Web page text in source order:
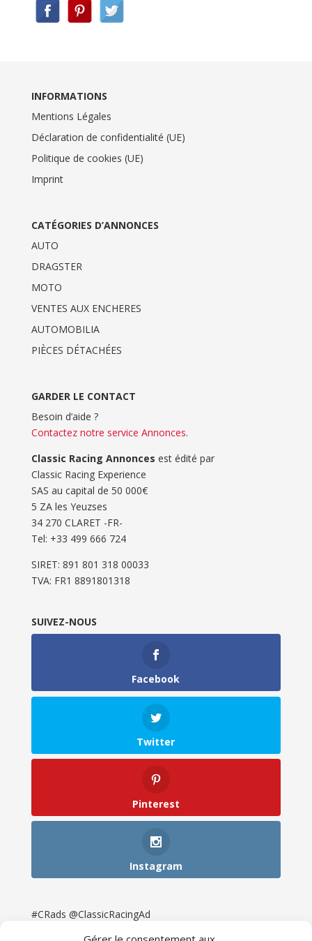
INFORMATIONS
Mentions Légales
Déclaration de confidentialité (UE)
Politique de cookies (UE)
Imprint
CATÉGORIES D’ANNONCES
AUTO
DRAGSTER
MOTO
VENTES AUX ENCHERES
AUTOMOBILIA
PIÈCES DÉTACHÉES
GARDER LE CONTACT
Besoin d’aide ?
Contactez notre service Annonces.
Classic Racing Annonces est édité par
Classic Racing Experience
SAS au capital de 50 000€
5 ZA les Yeuzses
34 270 CLARET -FR-
Tel: ‭+33 499 666 724‬
SIRET: 891 801 318 00033
TVA: FR1 8891801318
SUIVEZ-NOUS
Facebook
Twitter
Pinterest
Instagram
#CRads @ClassicRacingAd